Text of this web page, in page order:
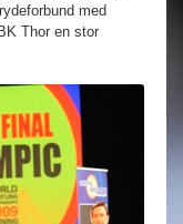
med
Thor en stor